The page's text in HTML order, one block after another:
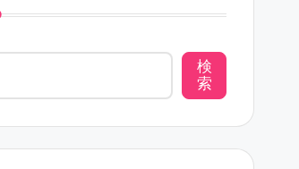
検
索